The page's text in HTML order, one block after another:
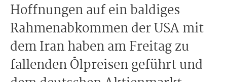
Hoffnungen auf ein baldiges
Rahmenabkommen der USA mit
dem Iran haben am Freitag zu
fallenden Ölpreisen geführt und